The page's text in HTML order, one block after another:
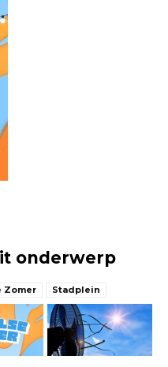
onderwerp
Zomer Stadplein